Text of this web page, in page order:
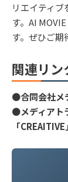
リエイティ
す。AI
す。ぜひご期
関連リン
●合同会社メ
●メディアト
「